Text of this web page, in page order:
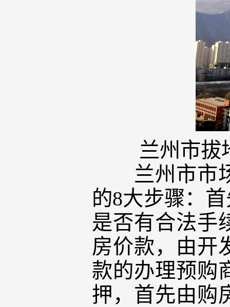
兰州市拔
兰州市市场
的8大步骤：
是否有合法手
房价款，由开
款的办理预购
押，首先由购